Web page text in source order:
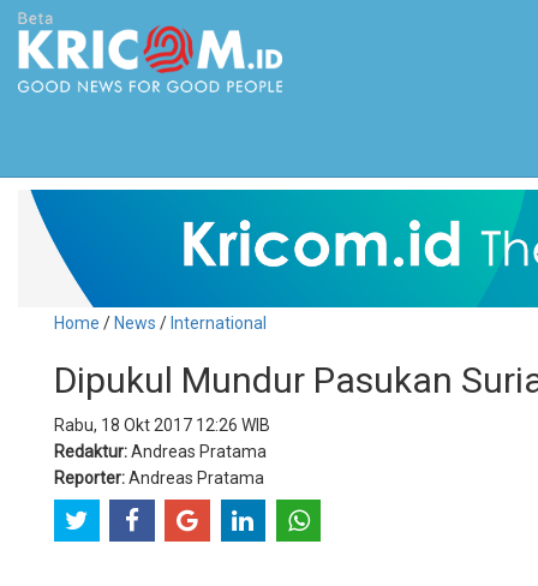
Home / News / International
Dipukul Mundur Pasukan
Rabu, 18 Okt 2017 12:26 WIB
Redaktur:Andreas Pratama
Reporter:Andreas Pratama